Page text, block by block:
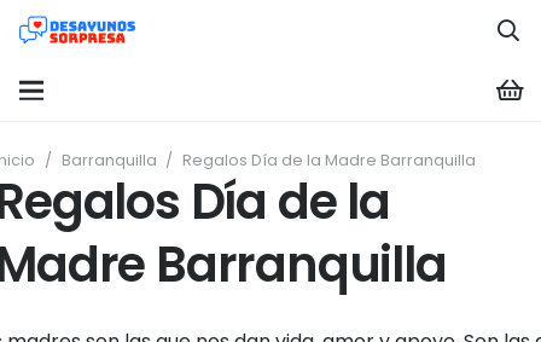
/ Barranquilla / Regalos Día de la Madre Barranquilla
Día de la
Barranquilla